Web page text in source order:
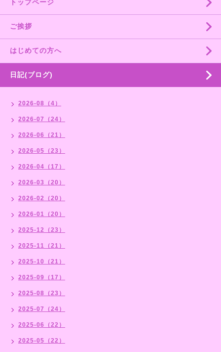
トップページ
ご挨拶
はじめての方へ
日記(ブログ)
2026-08（4）
2026-07（24）
2026-06（21）
2026-05（23）
2026-04（17）
2026-03（20）
2026-02（20）
2026-01（20）
2025-12（23）
2025-11（21）
2025-10（21）
2025-09（17）
2025-08（23）
2025-07（24）
2025-06（22）
2025-05（22）